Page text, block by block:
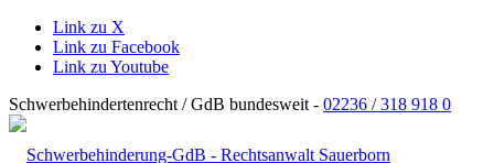
Link zu X
Link zu Facebook
Link zu Youtube
Schwerbehindertenrecht / GdB bundesweit - 02236 / 318 918 0